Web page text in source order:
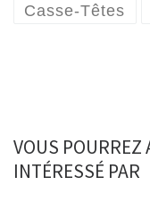
Casse-Têtes
VOUS POURREZ
INTÉRESSÉ PAR